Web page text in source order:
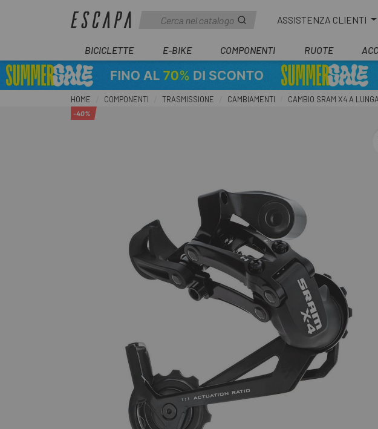
ASSISTENZA CLIENTI
BICICLETTE E-BIKE COMPONENTI RUOTE
HOME COMPONENTI TRASMISSIONE CAMBIAMENTI CAMBIO SRAM X4 A
-40%